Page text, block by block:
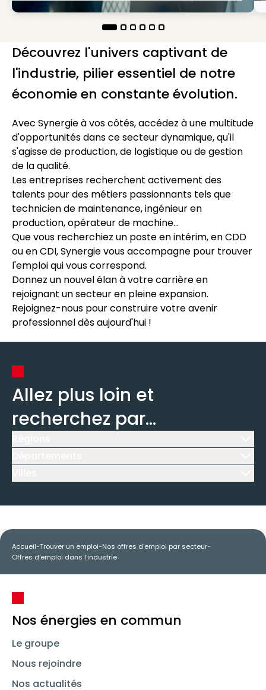
Découvrez l'univers captivant de
l'industrie, pilier essentiel de notre
économie en constante évolution.
Avec Synergie à vos côtés, accédez à une multitude
d'opportunités dans ce secteur dynamique, qu'il
s'agisse de production, de logistique ou de gestion
de la qualité.
Les entreprises recherchent activement des
talents pour des métiers passionnants tels que
technicien de maintenance, ingénieur en
production, opérateur de machine...
Que vous recherchiez un poste en intérim, en CDD
ou en CDI, Synergie vous accompagne pour trouver
l'emploi qui vous correspond.
Donnez un nouvel élan à votre carrière en
rejoignant un secteur en pleine expansion.
Rejoignez-nous pour construire votre avenir
professionnel dès aujourd'hui !
Allez plus loin et
recherchez par...
Accueil-Trouver un emploi-Nos offres d'emploi par secteur-
Offres d'emploi dans l'industrie
Nos énergies en commun
Le groupe
Nous rejoindre
Nos actualités